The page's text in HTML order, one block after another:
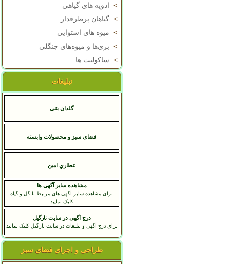
>
ادویه های گیاهی
> گیاهان پرطرفدار
> میوه های استوایی
> بری‌ها و میوه‌های جنگلی
> ساکولنت ها
تبلیغات
گلدان بتنی
فضای سبز و محصولات وابسته
عطاري امين
مشاهده سایر آگهی ها
برای مشاهده سایر آگهی های مرتبط با گل و گیاه
کلیک نمایید
درج آگهی در سایت نارگیل
برای درج آگهی و تبلیغات در سایت نارگیل کلیک نمایید
طراحی و اجرای فضای سبز